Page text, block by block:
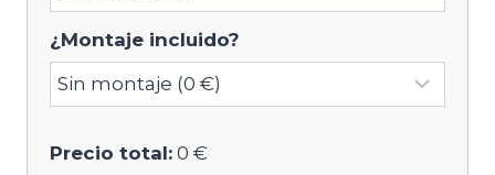
¿Montaje incluido?
Precio total: 0 €